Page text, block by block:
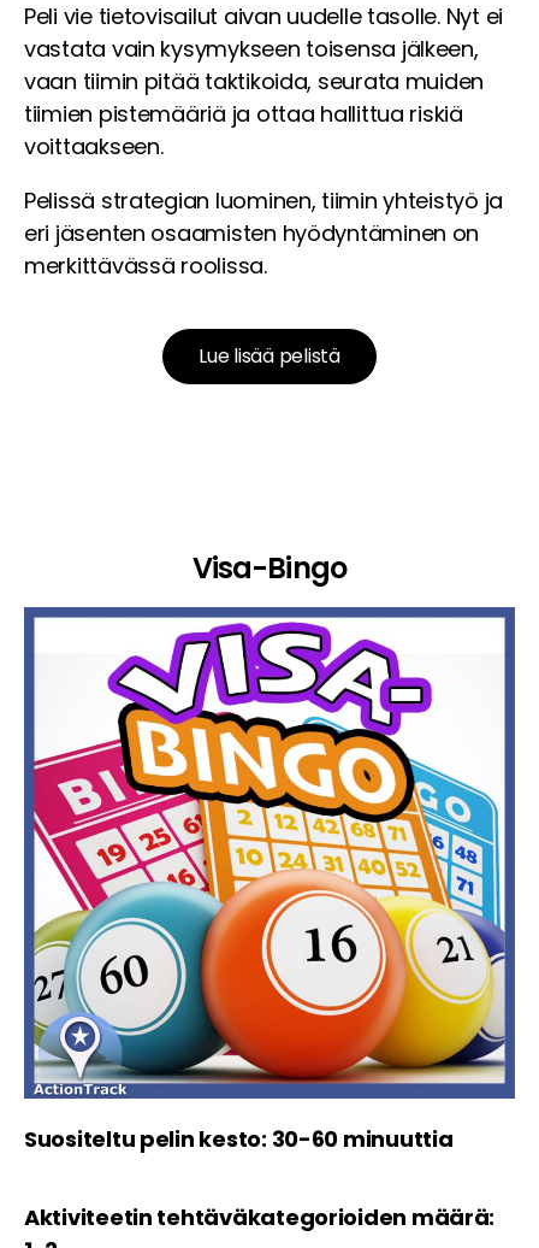
Peli vie tietovisailut aivan uudelle tasolle. Nyt ei
vastata vain kysymykseen toisensa jälkeen,
vaan tiimin pitää taktikoida, seurata muiden
tiimien pistemääriä ja ottaa hallittua riskiä
voittaakseen.
Pelissä strategian luominen, tiimin yhteistyö ja
eri jäsenten osaamisten hyödyntäminen on
merkittävässä roolissa.
Lue lisää pelistä
Visa-Bingo
Suositeltu pelin kesto: 30-60 minuuttia
Aktiviteetin tehtäväkategorioiden määrä: